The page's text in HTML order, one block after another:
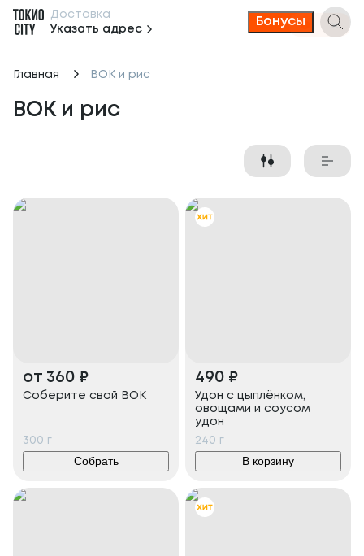
Доставка
Указать адрес
Бонусы
Главная ВОК и рис
ВОК и рис
от 360 ₽
Соберите свой ВОК
300 г
Собрать
490 ₽
Удон с цыплёнком,
овощами и соусом
удон
240 г
В корзину